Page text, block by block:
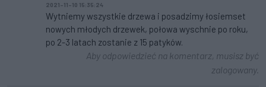
2021-11-10 15:35:24
Wytniemy wszystkie drzewa i posadzimy łosiemset
nowych młodych drzewek, połowa wyschnie po roku,
po 2-3 latach zostanie z 15 patyków.
Aby odpowiedzieć na komentarz, musisz być
zalogowany.